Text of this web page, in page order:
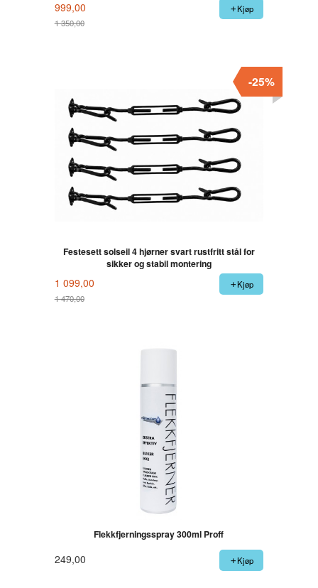
999,00
1 350,00
Kjøp
Festesett solseil 4 hjørner svart rustfritt stål for
sikker og stabil montering
1 099,00
1 470,00
-25%
Kjøp
Flekkfjerningsspray 300ml Proff
249,00 Kjøp